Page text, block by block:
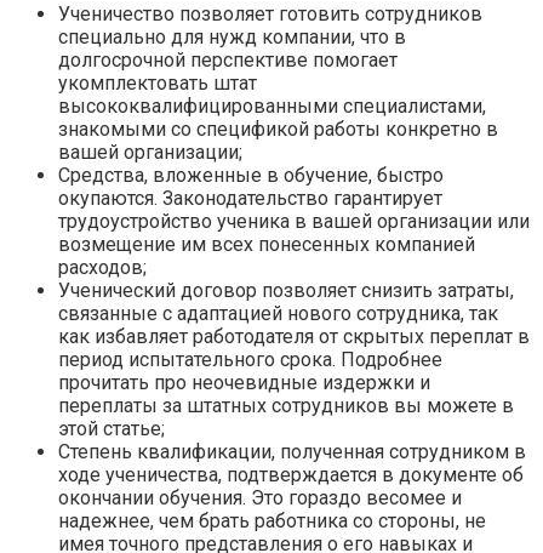
Ученичество позволяет готовить сотрудников
специально для нужд компании, что в
долгосрочной перспективе помогает
укомплектовать штат
высококвалифицированными специалистами,
знакомыми со спецификой работы конкретно в
вашей организации;
Средства, вложенные в обучение, быстро
окупаются. Законодательство гарантирует
трудоустройство ученика в вашей организации или
возмещение им всех понесенных компанией
расходов;
Ученический договор позволяет снизить затраты,
связанные с адаптацией нового сотрудника, так
как избавляет работодателя от скрытых переплат в
период испытательного срока. Подробнее
прочитать про неочевидные издержки и
переплаты за штатных сотрудников вы можете в
этой статье;
Степень квалификации, полученная сотрудником в
ходе ученичества, подтверждается в документе об
окончании обучения. Это гораздо весомее и
надежнее, чем брать работника со стороны, не
имея точного представления о его навыках и